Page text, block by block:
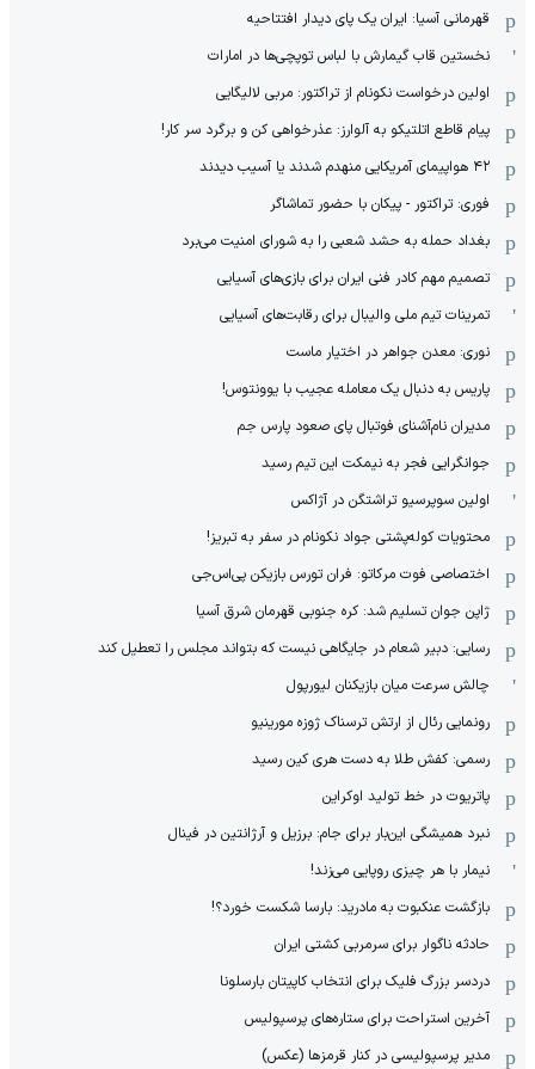
قهرمانی آسیا: ایران یک پای دیدار افتتاحیه
نخستین قاب گیمارش با لباس توپچی‌ها در امارات
اولین درخواست نکونام از تراکتور: مربی لالیگایی
پیام قاطع اتلتیکو به آلوارز: عذرخواهی کن و برگرد سر کار!
۴۲ هواپیمای آمریکایی منهدم شدند یا آسیب دیدند
فوری: تراکتور - پیکان با حضور تماشاگر
بغداد حمله به حشد شعبی را به شورای امنیت می‌برد
تصمیم مهم کادر فنی ایران برای بازی‌های آسیایی
تمرینات تیم ملی والیبال برای رقابت‌های آسیایی
نوری: معدن جواهر در اختیار ماست
پاریس به دنبال یک معامله عجیب با یوونتوس!
مدیران نام‌آشنای فوتبال پای صعود پارس جم
جوانگرایی فجر به نیمکت این تیم رسید
اولین سوپرسیو تراشتگن در آژاکس
محتویات کوله‌پشتی جواد نکونام در سفر به تبریز!
اختصاصی فوت مرکاتو: فران تورس بازیکن پی‌اس‌جی
ژاپن جوان تسلیم شد: کره جنوبی قهرمان شرق آسیا
رسایی: دبیر شعام در جایگاهی نیست که بتواند مجلس را تعطیل کند
چالش سرعت میان بازیکنان لیورپول
رونمایی رئال از ارتش ترسناک ژوزه مورینیو
رسمی: کفش طلا به دست هری کین رسید
پاتریوت در خط تولید اوکراین
نبرد همیشگی این‌بار برای جام: برزیل و آرژانتین در فینال
نیمار با هر چیزی روپایی می‌زند!
بازگشت عنکبوت به مادرید: بارسا شکست خورد؟!
حادثه ناگوار برای سرمربی کشتی ایران
دردسر بزرگ فلیک برای انتخاب کاپیتان بارسلونا
آخرین استراحت برای ستاره‌های پرسپولیس
مدیر پرسپولیسی در کنار قرمزها (عکس)